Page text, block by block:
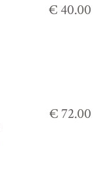
€ 40.00
€ 72.00